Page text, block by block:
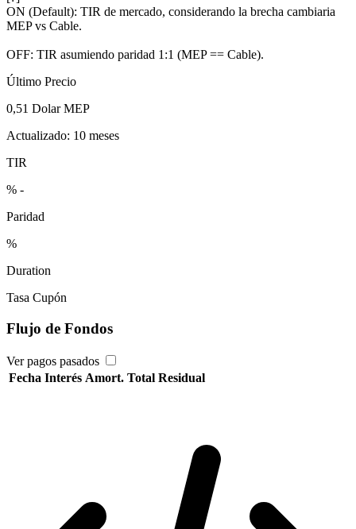
ON (Default): TIR de mercado, considerando la brecha cambiaria
MEP vs Cable.
OFF: TIR asumiendo paridad 1:1 (MEP == Cable).
Último Precio
0,51 Dolar MEP
Actualizado: 10 meses
TIR
% -
Paridad
%
Duration
Tasa Cupón
Flujo de Fondos
Ver pagos pasados
Fecha Interés Amort. Total Residual